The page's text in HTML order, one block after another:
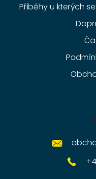
Příběhy u kterých